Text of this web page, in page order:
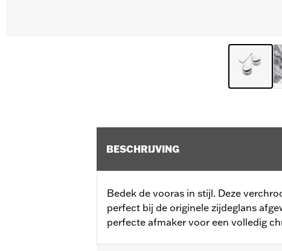
BESCHRIJVING
Bedek de vooras in stijl. Deze
perfect bij de originele zijdeglans
perfecte afmaker voor een volledig